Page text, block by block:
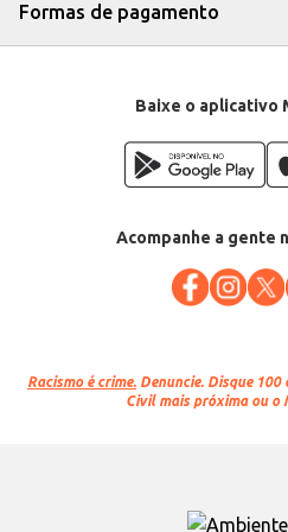
Formas de pagamento
Baixe o aplicativo
Acompanhe a gente
Racismo é crime. Denuncie. Disque
Civil mais próxima ou o